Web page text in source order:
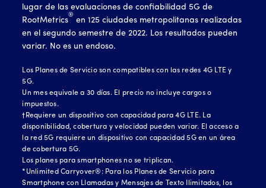
lugar de las evaluaciones de confiabilidad 5G de
RootMetrics
®
en 125 ciudades metropolitanas realizadas
en el segundo semestre de 2022. Los resultados pueden
variar. No es un endoso.
Los Planes de Servicio son compatibles con las redes 4G LTE y
5G.
Un mes equivale a 30 días. El precio no incluye cargos o
impuestos.
†Requiere un dispositivo con capacidad para 4G LTE. La
disponibilidad, cobertura y velocidad pueden variar. El acceso a
la red 5G requiere un dispositivo con capacidad 5G en un área
de cobertura 5G.
Los planes para smartphones no se triplican.
*Unlimited Carryover®: Para los Planes de Servicio para
Smartphone con Llamadas y Mensajes de Texto Ilimitados, los